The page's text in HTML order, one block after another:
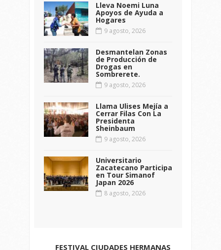
Lleva Noemi Luna
Apoyos de Ayuda a
Hogares
9 agosto, 2026
Desmantelan Zonas
de Producción de
Drogas en
Sombrerete.
9 agosto, 2026
Llama Ulises Mejía a
Cerrar Filas Con La
Presidenta
Sheinbaum
9 agosto, 2026
Universitario
Zacatecano Participa
en Tour Simanof
Japan 2026
8 agosto, 2026
FESTIVAL CIUDADES HERMANAS